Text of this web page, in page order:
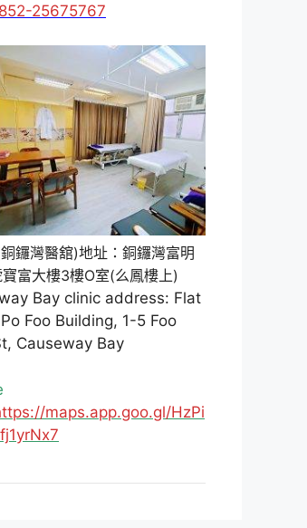
852-25675767
鑼灣醫舘)地址：銅鑼灣富明
富大樓3樓O室(么鳳樓上)
Bay clinic address: Flat
Foo Building, 1-5 Foo
Causeway Bay
maps.app.goo.gl/HzPi